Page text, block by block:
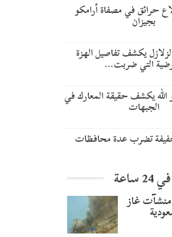
حرائق في مصفاة أرامكو
بجيزان
يكشف تفاصيل الهزة
التي ضربت…
الله يكشف حقيقة المعارك في
الجبهات
تضرب عدة محافظات
غاز